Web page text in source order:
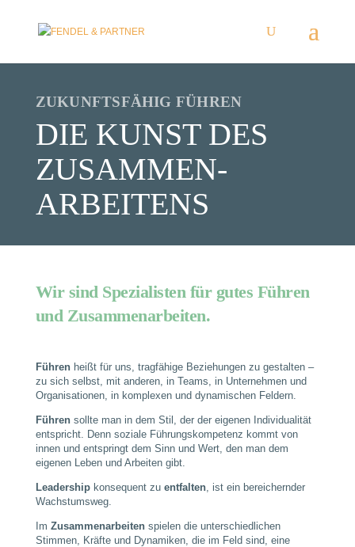
ZUKUNFTSFÄHIG FÜHREN
DIE KUNST DES
ZUSAMMEN-
ARBEITENS
Wir sind Spezialisten für gutes Führen
und Zusammenarbeiten.
Führenheißt für uns, tragfähige Beziehungen zu gestalten –
zu sich selbst, mit anderen, in Teams, in Unternehmen und
Organisationen, in komplexen und dynamischen Feldern.
Führensollte man in dem Stil, der der eigenen Individualität
entspricht. Denn soziale Führungskompetenz kommt von
innen und entspringt dem Sinn und Wert, den man dem
eigenen Leben und Arbeiten gibt.
Leadershipkonsequent zu entfalten, ist ein bereichernder
Wachstumsweg.
Im Zusammenarbeitenspielen die unterschiedlichen
Stimmen, Kräfte und Dynamiken, die im Feld sind, eine